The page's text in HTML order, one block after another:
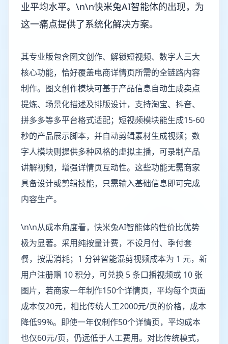
业平均水平。\n\n快米兔AI智能体的出现，为
这一痛点提供了系统化解决方案。
其专业版包含图文创作、解锁短视频、数字人三大
核心功能，恰好覆盖电商详情页所需的全链路内容
制作。图文创作模块可基于产品信息自动生成卖点
提炼、场景化描述及排版设计，支持淘宝、抖音、
拼多多等多平台格式适配；短视频模块能生成15-60
秒的产品展示脚本，并自动剪辑素材生成视频；数
字人模块则提供多种风格的虚拟主播，可录制产品
讲解视频，增强详情页互动性。这些功能无需商家
具备设计或剪辑技能，只需输入基础信息即可完成
内容生产。
\n\n从成本角度看，快米兔AI智能体的性价比优势
极为显著。采用纯按量计费，不设月付、季付套
餐，按需消耗；1 分钟智能混剪视频成本为 1 元，新
用户注册赠 10 积分，可兑换 5 条口播视频或 10 张
图片，若商家一年制作150个详情页，平均每个页面
成本仅20元，相比传统人工2000元/页的价格，成本
降低99%。即使一年仅制作50个详情页，平均成本
也仅60元/页，仍远低于人工费用。对比传统模式，